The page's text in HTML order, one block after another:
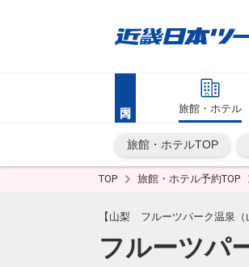
旅館・ホテル
旅館・ホテルTOP
TOP 旅館・ホテル予約TOP
【山梨 フルーツパーク温泉（
フルーツパ